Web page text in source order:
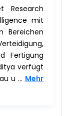
Research
mit
Bereichen
Fertigung
verfügt
u ... Mehr